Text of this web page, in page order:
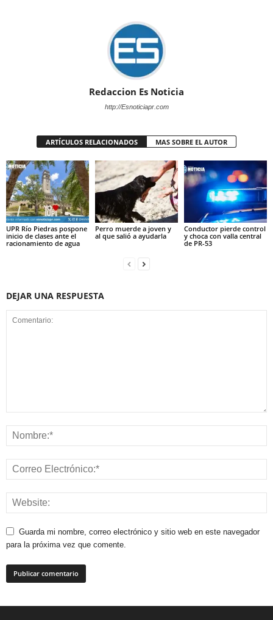
Redaccion Es Noticia
http://Esnoticiapr.com
ARTÍCULOS RELACIONADOS MAS SOBRE EL AUTOR
UPR Río Piedras pospone
inicio de clases ante el
racionamiento de agua
Perro muerde a joven y
al que salió a ayudarla
Conductor pierde control
y choca con valla central
de PR-53
DEJAR UNA RESPUESTA
Guarda mi nombre, correo electrónico y sitio web en este navegador
para la próxima vez que comente.